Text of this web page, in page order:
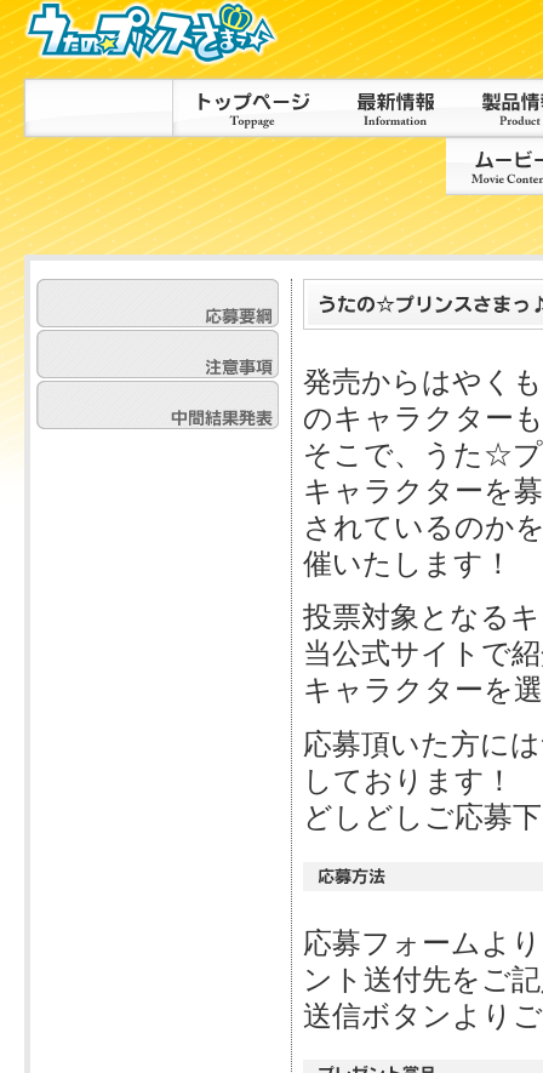
発売からはやく
のキャラクター
そこで、うた☆
キャラクターを
されているのか
催いたします！
投票対象となる
当公式サイトで
キャラクターを
応募頂いた方に
しております！
どしどしご応募
応募フォームよ
ント送付先をご
送信ボタンより